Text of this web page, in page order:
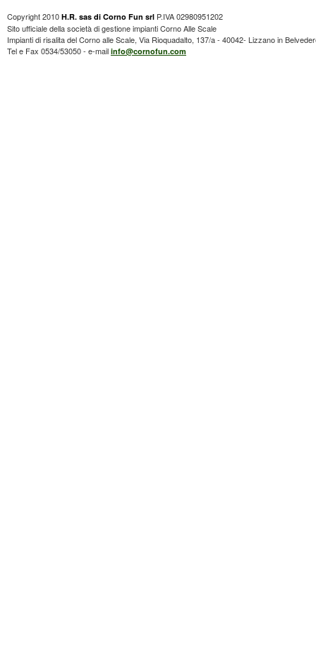
Copyright 2010 H.R. sas di Corno Fun srl P.IVA 02980951202
Sito ufficiale della società di gestione impianti Corno Alle Scale
Impianti di risalita del Corno alle Scale, Via Rioquadalto, 137/a - 40042- Lizzano in
Tel e Fax 0534/53050 - e-mail info@cornofun.com